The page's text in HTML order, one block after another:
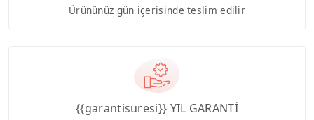
Ürününüz gün içerisinde teslim edilir
{{garantisuresi}} YIL GARANTİ